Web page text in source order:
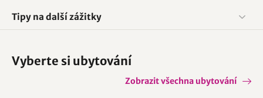
Tipy na další zážitky
Vyberte si ubytování
Zobrazit všechna ubytování